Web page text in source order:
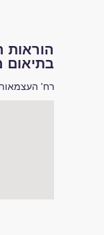
הוראות
רח' העצמאות 3, אבן